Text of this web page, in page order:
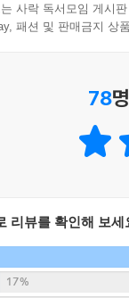
사락 독서모임 게시
패션 및 판매금지 상
78
리뷰를 확인해 보세
17%